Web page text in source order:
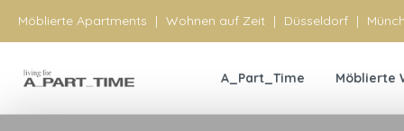
Möblierte Apartments | Wohnen auf Zeit | Düsseldorf |
A_Part_Time Möblierte